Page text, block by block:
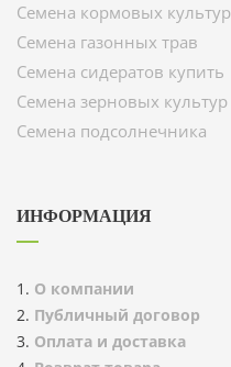
Семена кормовых культур
Семена газонных трав
Семена сидератов купить
Семена зерновых культур
Семена подсолнечника
ИНФОРМАЦИЯ
О компании
Публичный договор
Оплата и доставка